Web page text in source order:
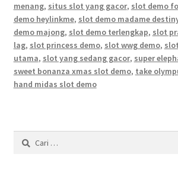
menang, situs slot yang gacor, slot demo
demo heylinkme, slot demo madame
demo majong, slot demo terlengkap, slot
lag, slot princess demo, slot wwg demo,
utama, slot yang sedang gacor, super
sweet bonanza xmas slot demo, take
hand midas slot demo
Cari
untuk: